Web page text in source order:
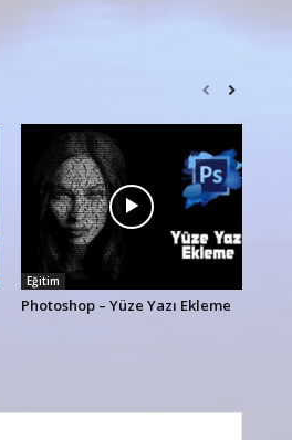
Eğitim
Photoshop – Yüze Yazı Ekleme